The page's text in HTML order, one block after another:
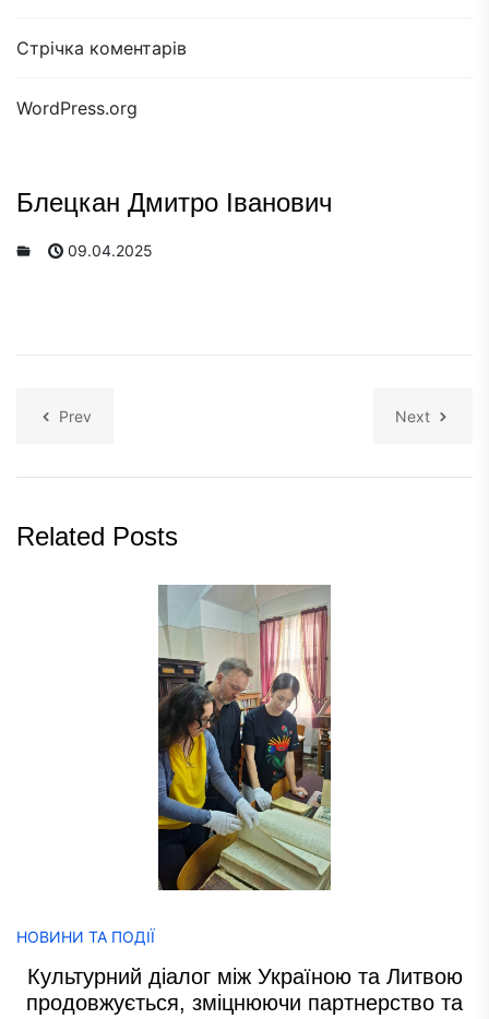
Стрічка коментарів
WordPress.org
Блецкан Дмитро Іванович
09.04.2025
Prev Next
Related Posts
НОВИНИ ТА ПОДІЇ
Культурний діалог між Україною та Литвою
продовжується, зміцнюючи партнерство та